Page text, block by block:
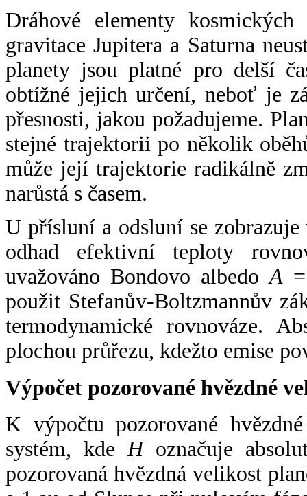
Dráhové elementy
gravitace Jupitera a Saturna
planety jsou platné pro delší
obtížné jejich určení, neboť je
přesnosti, jakou požadujeme.
stejné trajektorii po několik
může její trajektorie radikálně
narůstá s časem.
U přísluní a odsluní se
odhad efektivní teploty
uvažováno Bondovo albedoA
použit Stefanův-Boltzmannův
termodynamické rovnováze.
plochou průřezu, kdežto emise
Výpočet pozorované hvězdné
K výpočtu pozorované
systém, kde Hoznačuje
pozorovaná hvězdná velikost